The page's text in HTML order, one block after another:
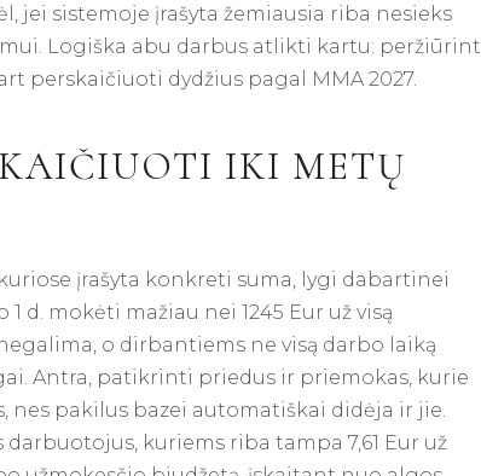
jei sistemoje įrašyta žemiausia riba nesieks
Logiška abu darbus atlikti kartu: peržiūrint
perskaičiuoti dydžius pagal MMA 2027.
IKI METŲ
įrašyta konkreti suma, lygi dabartinei
d. mokėti mažiau nei 1245 Eur už visą
o dirbantiems ne visą darbo laiką
Antra, patikrinti priedus ir priemokas, kurie
pakilus bazei automatiškai didėja ir jie.
kuriems riba tampa 7,61 Eur už